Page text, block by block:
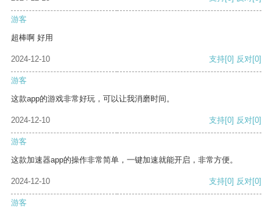
游客
超棒啊 好用
2024-12-10 支持[0] 反对[0]
游客
这款app的游戏非常好玩，可以让我消磨时间。
2024-12-10 支持[0] 反对[0]
游客
这款加速器app的操作非常简单，一键加速就能开启，非常方便。
2024-12-10 支持[0] 反对[0]
游客